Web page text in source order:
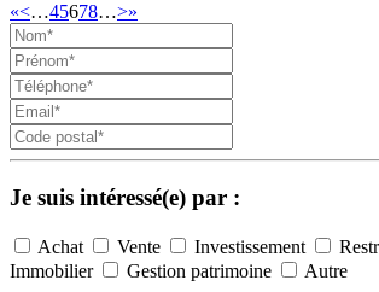
«<…45678…>»
Je suis intéressé(e) par :
Achat Vente Investissement
Immobilier
Gestion patrimoine Autre